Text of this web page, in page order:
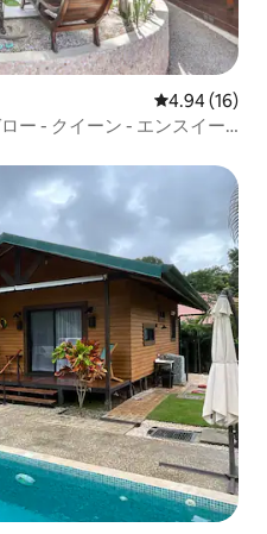
レビュー16
4.94 (16)
ー - クイーン - エンスイー